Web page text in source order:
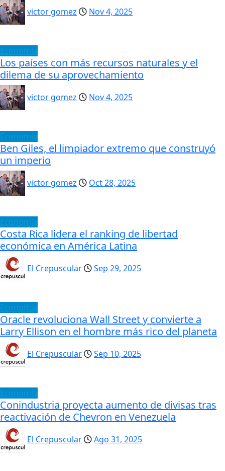
victor gomez Nov 4, 2025
Los países con más recursos naturales y el
dilema de su aprovechamiento
victor gomez Nov 4, 2025
Ben Giles, el limpiador extremo que construyó
un imperio
victor gomez Oct 28, 2025
Costa Rica lidera el ranking de libertad
económica en América Latina
El Crepuscular Sep 29, 2025
Oracle revoluciona Wall Street y convierte a
Larry Ellison en el hombre más rico del planeta
El Crepuscular Sep 10, 2025
Conindustria proyecta aumento de divisas tras
reactivación de Chevron en Venezuela
El Crepuscular Ago 31, 2025